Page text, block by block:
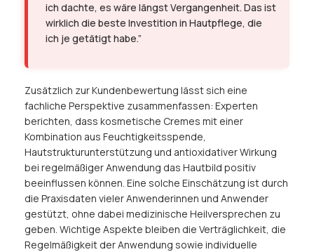
ich dachte, es wäre längst Vergangenheit. Das ist
wirklich die beste Investition in Hautpflege, die
ich je getätigt habe.”
Zusätzlich zur Kundenbewertung lässt sich eine
fachliche Perspektive zusammenfassen: Experten
berichten, dass kosmetische Cremes mit einer
Kombination aus Feuchtigkeitsspende,
Hautstrukturunterstützung und antioxidativer Wirkung
bei regelmäßiger Anwendung das Hautbild positiv
beeinflussen können. Eine solche Einschätzung ist durch
die Praxisdaten vieler Anwenderinnen und Anwender
gestützt, ohne dabei medizinische Heilversprechen zu
geben. Wichtige Aspekte bleiben die Verträglichkeit, die
Regelmäßigkeit der Anwendung sowie individuelle